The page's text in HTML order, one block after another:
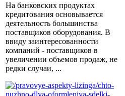
На банковских продуктах
кредитования основывается
деятельность большинства
поставщиков оборудования. В
ввиду заинтересованности
компаний - поставщиков в
увеличении объемов продаж, не
редки случаи, ...